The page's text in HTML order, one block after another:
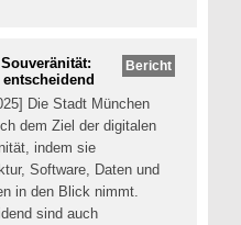
Bericht
entscheidend
Die Stadt München
dem Ziel der digitalen
indem sie
Software, Daten und
in den Blick nimmt.
sind auch